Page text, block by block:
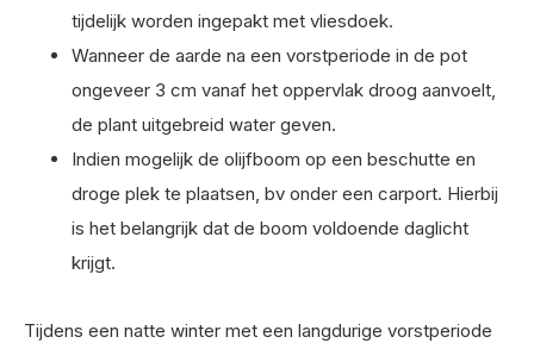
tijdelijk worden ingepakt met vliesdoek.
Wanneer de aarde na een vorstperiode in de pot
ongeveer 3 cm vanaf het oppervlak droog aanvoelt,
de plant uitgebreid water geven.
Indien mogelijk de olijfboom op een beschutte en
droge plek te plaatsen, bv onder een carport. Hierbij
is het belangrijk dat de boom voldoende daglicht
krijgt.
Tijdens een natte winter met een langdurige vorstperiode